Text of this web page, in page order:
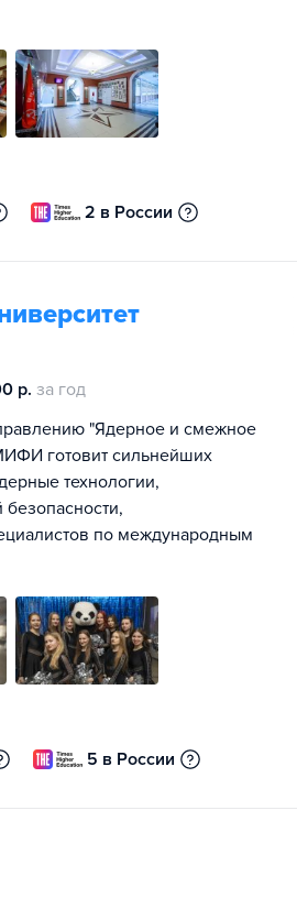
2 в России
р. за год
"Ядерное и смежное
готовит сильнейших
технологии,
по международным
5 в России